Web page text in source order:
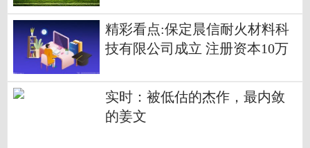
精彩看点:保定晨信耐火材料科
技有限公司成立 注册资本10万
实时：被低估的杰作，最内敛
的姜文